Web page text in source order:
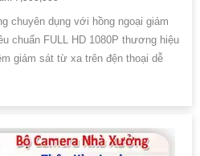
chuyên dụng với hồng ngoại giám
chuẩn FULL HD 1080P thương hiệu
giám sát từ xa trên đện thoại dễ